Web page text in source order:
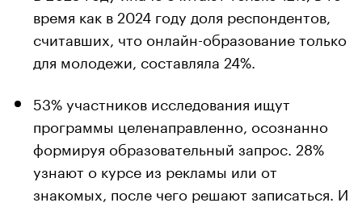
время как в 2024 году доля респондентов,
считавших, что онлайн-образование только
для молодежи, составляла 24%.
53% участников исследования ищут
программы целенаправленно, осознанно
формируя образовательный запрос. 28%
узнают о курсе из рекламы или от
знакомых, после чего решают записаться. И